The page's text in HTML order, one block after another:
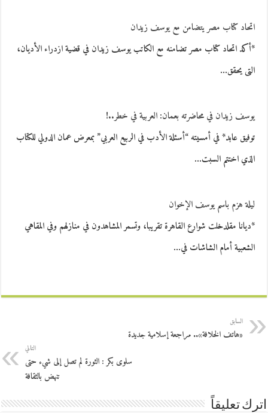
اتحاد كتاب مصر يتضامن مع يوسف زيدان
*أكد اتحاد كتاب مصر تضامنه مع الكاتب يوسف زيدان في قضية ازدراء الأديان،
التى يحقق…
يوسف زيدان في محاضرته بعمان: العربية في خطر..!
توفيق عابد* في أمسيته “أسئلة الأدب في الربيع العربي” بمعرض عمان الدولي للكتاب
الذي اختتم السبت…
ليلة هزم باسم يوسف الإخوان
*ديانا مقلدخلت شوارع القاهرة تقريبا، وتسمر المشاهدون في منازلهم وفي المقاهي
الشعبية أمام الشاشات في…
السابق
«هاتف الخلافة».. مراجعة إسلامية جديدة
التالي
سلوى بكر : الثورة لم تصل إلى شيء حتى
تنهض بالثقافة
اترك تعليقاً